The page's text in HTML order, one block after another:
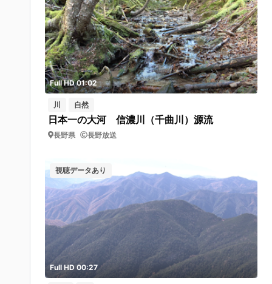
Full HD 01:02
川 自然
日本一の大河 信濃川（千曲川）源流
長野県 長野放送
視聴データあり
Full HD 00:27